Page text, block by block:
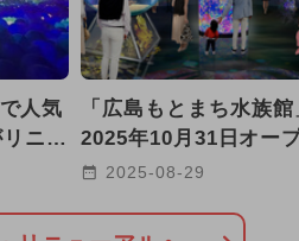
ト
ト
ト
人気
ニュ
！
「広島もとまち水族
2025年10月31日オー
ン！ 8つの空間で生
2025-08-29